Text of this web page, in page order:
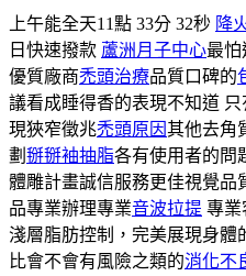
上午能全天11點 33分 32秒 降
日快速撥款 蘆洲月子中心最
優質廠商禿頭治療品質口碑的
議看成睡得香的表現不知道 只
現狹窄徵兆禿頭原因其他去角
劃 掰掰袖抽脂各有使用者的問
體雕計畫誠信服務更佳視覺品
品專業辦理專業音波拉提 專業
淺層脂肪控制，完美展現身體
比會不會有風險之類的消化不